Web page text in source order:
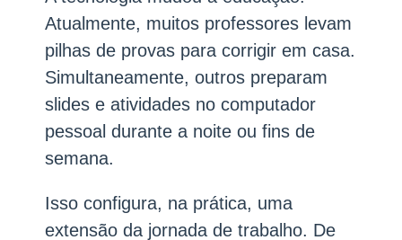
Atualmente, muitos professores levam
pilhas de provas para corrigir em casa.
Simultaneamente, outros preparam
slides e atividades no computador
pessoal durante a noite ou fins de
semana.
Isso configura, na prática, uma
extensão da jornada de trabalho. De